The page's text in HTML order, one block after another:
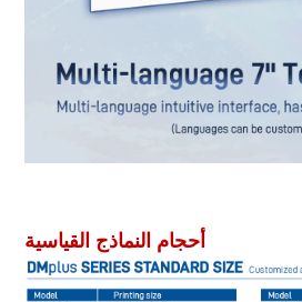
أحجام النماذج القياسية